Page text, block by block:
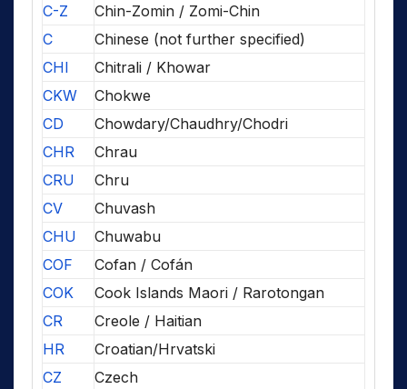
C-Z
Chin-Zomin / Zomi-Chin
C
Chinese (not further specified)
CHI
Chitrali / Khowar
CKW
Chokwe
CD
Chowdary/Chaudhry/Chodri
CHR
Chrau
CRU
Chru
CV
Chuvash
CHU
Chuwabu
COF
Cofan / Cofán
COK
Cook Islands Maori / Rarotongan
CR
Creole / Haitian
HR
Croatian/Hrvatski
CZ
Czech